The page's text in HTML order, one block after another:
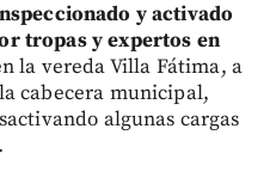
y activado
tropas y expertos en
la vereda Villa Fátima, a
cabecera municipal,
algunas cargas